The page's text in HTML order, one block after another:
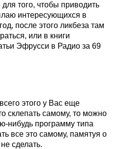
для того, чтобы приводить
интересующихся в
после этого ликбеза там
или в книги
Эфрусси в Радио за 69
этого у Вас еще
склепать самому, то можно
нибудь программу типа
все это самому, памятуя о
сделать.